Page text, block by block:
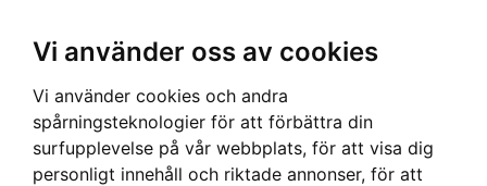
Vi använder oss av cookies
Vi använder cookies och andra
spårningsteknologier för att förbättra din
surfupplevelse på vår webbplats, för att visa dig
personligt innehåll och riktade annonser, för att
Hem ›ARBETSKLÄDER› Yrkesstrumpa Vinter Blå